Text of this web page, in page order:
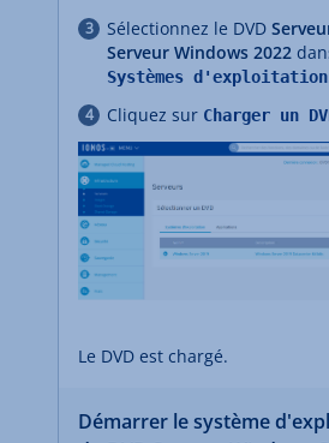
Sélectionnez le DVD
Serveur Windows 2022
Systèmes d'exploitation
Cliquez sur Charger un
Le DVD est chargé.
Démarrer le système